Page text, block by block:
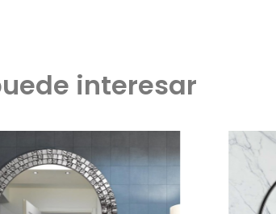
interesar